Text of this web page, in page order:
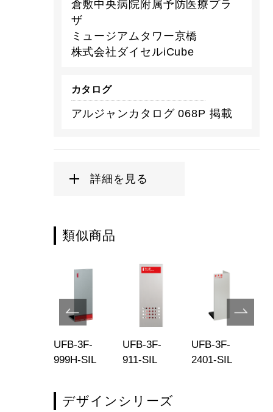
倉敷中央病院附属予防医療プラ
ザ
ミュージアムタワー京橋
株式会社ダイセルiCube
カタログ
アルジャンカタログ 068P 掲載
詳細を見る
類似商品
UFB-3F-
999H-SIL
UFB-3F-
911-SIL
UFB-3F-
2401-SIL
デザインシリーズ